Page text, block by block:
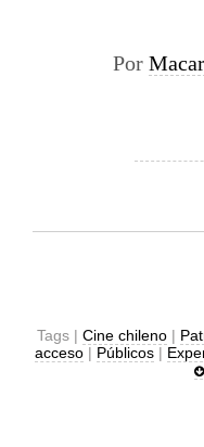
Por
Tags | Cine chileno|
acceso| Públicos|